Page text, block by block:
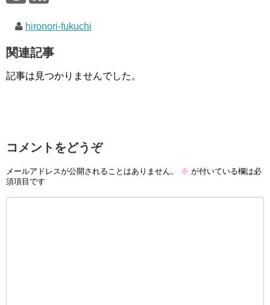
hironori-fukuchi
関連記事
記事は見つかりませんでした。
コメントをどうぞ
メールアドレスが公開されることはありません。 ※ が付いている欄は必
須項目です